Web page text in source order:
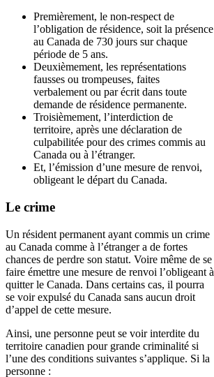
Premièrement, le non-respect de
l’obligation de résidence, soit la présence
au Canada de 730 jours sur chaque
période de 5 ans.
Deuxièmement, les représentations
fausses ou trompeuses, faites
verbalement ou par écrit dans toute
demande de résidence permanente.
Troisièmement, l’interdiction de
territoire, après une déclaration de
culpabilitée pour des crimes commis au
Canada ou à l’étranger.
Et, l’émission d’une mesure de renvoi,
obligeant le départ du Canada.
Le crime
Un résident permanent ayant commis un crime
au Canada comme à l’étranger a de fortes
chances de perdre son statut. Voire même de se
faire émettre une mesure de renvoi l’obligeant à
quitter le Canada. Dans certains cas, il pourra
se voir expulsé du Canada sans aucun droit
d’appel de cette mesure.
Ainsi, une personne peut se voir interdite du
territoire canadien pour grande criminalité si
l’une des conditions suivantes s’applique. Si la
personne :